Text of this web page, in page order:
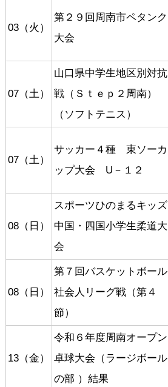
03（火）
第２９回周南市ペタンク
大会
07（土）
山口県中学生地区別対抗
戦（Ｓｔｅｐ２周南）
（ソフトテニス）
07（土）
サッカー４種 東ソーカ
ップ大会 U－１２
08（日）
スポーツひのまるキッズ
中国・四国小学生柔道大
会
08（日）
第７回バスケットボール
社会人リーグ戦（第４
節）
13（金）
令和６年度周南オープン
卓球大会（ラージボール
の部 ）結果